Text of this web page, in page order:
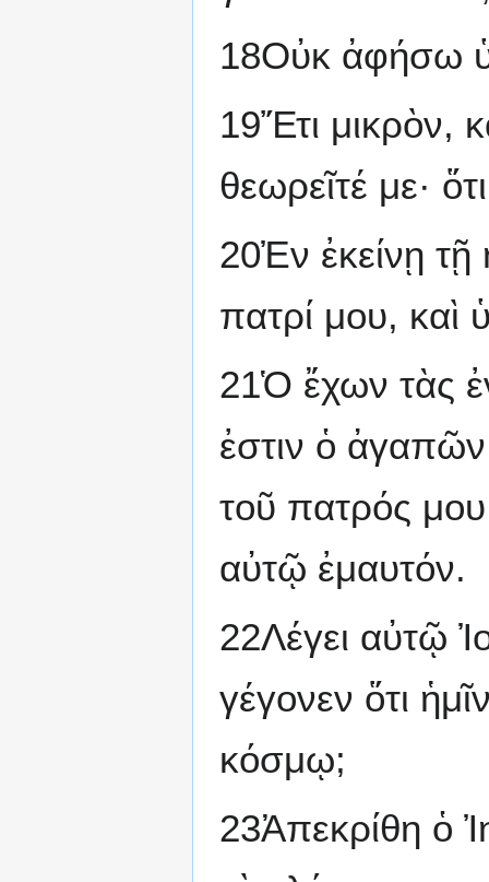
18Οὐκ ἀφήσω
19Ἔτι μικρὸν,
θεωρεῖτέ με·
20Ἐν ἐκείνῃ
πατρί μου, καὶ
21Ὁ ἔχων τὰς
ἐστιν ὁ
τοῦ πατρός
αὐτῷ ἐμαυτόν.
22Λέγει αὐτῷ
γέγονεν ὅτι
κόσμῳ;
23Ἀπεκρίθη ὁ